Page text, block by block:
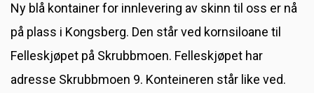
Ny blå kontainer for innlevering av skinn til oss er nå
på plass i Kongsberg. Den står ved kornsiloane til
Felleskjøpet på Skrubbmoen. Felleskjøpet har
adresse Skrubbmoen 9. Konteineren står like ved.